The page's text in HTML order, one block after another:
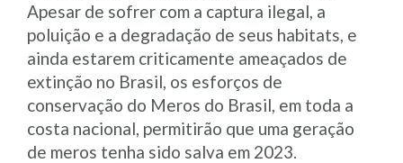
Apesar de sofrer com a captura ilegal, a
poluição e a degradação de seus habitats, e
ainda estarem criticamente ameaçados de
extinção no Brasil, os esforços de
conservação do Meros do Brasil, em toda a
costa nacional, permitirão que uma geração
de meros tenha sido salva em 2023.